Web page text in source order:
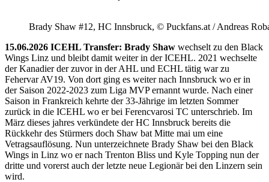
Brady Shaw #12, HC Innsbruck, © Puckfans.at / Andreas
15.06.2026 ICEHL Transfer: Brady Shaw wechselt zu den Black
Wings Linz und bleibt damit weiter in der ICEHL. 2021 wechselte
der Kanadier der zuvor in der AHL und ECHL tätig war zu
Fehervar AV19. Von dort ging es weiter nach Innsbruck wo er in
der Saison 2022-2023 zum Liga MVP ernannt wurde. Nach einer
Saison in Frankreich kehrte der 33-Jährige im letzten Sommer
zurück in die ICEHL wo er bei Ferencvarosi TC unterschrieb. Im
März dieses jahres verkündete der HC Innsbruck bereits die
Rückkehr des Stürmers doch Shaw bat Mitte mai um eine
Vetragsauflösung. Nun unterzeichnete Brady Shaw bei den Black
Wings in Linz wo er nach Trenton Bliss und Kyle Topping nun der
dritte und vorerst auch der letzte neue Legionär bei den Linzern sein
wird.